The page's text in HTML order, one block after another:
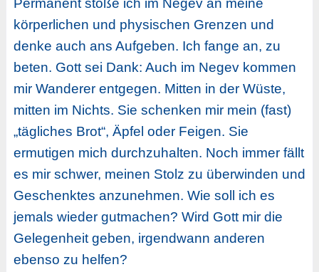
körperlichen und physischen Grenzen und
denke auch ans Aufgeben. Ich fange an, zu
beten. Gott sei Dank: Auch im Negev kommen
mir Wanderer entgegen. Mitten in der Wüste,
mitten im Nichts. Sie schenken mir mein (fast)
„tägliches Brot“, Äpfel oder Feigen. Sie
ermutigen mich durchzuhalten. Noch immer fällt
es mir schwer, meinen Stolz zu überwinden und
Geschenktes anzunehmen. Wie soll ich es
jemals wieder gutmachen? Wird Gott mir die
Gelegenheit geben, irgendwann anderen
ebenso zu helfen?